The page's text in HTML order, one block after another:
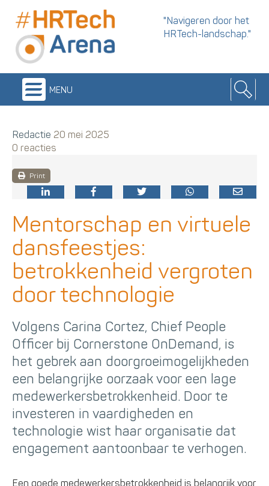
"Navigeren door het
HRTech-landschap."
menu
Redactie 20 mei 2025
0 reacties
Print
Mentorschap en virtuele
dansfeestjes:
betrokkenheid vergroten
door technologie
Volgens Carina Cortez, Chief People
Officer bij Cornerstone OnDemand, is
het gebrek aan doorgroeimogelijkheden
een belangrijke oorzaak voor een lage
medewerkersbetrokkenheid. Door te
investeren in vaardigheden en
technologie wist haar organisatie dat
engagement aantoonbaar te verhogen.